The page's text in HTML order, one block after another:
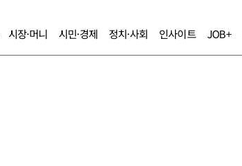
시장·머니 시민·경제 정치·사회 인사이트 JOB+